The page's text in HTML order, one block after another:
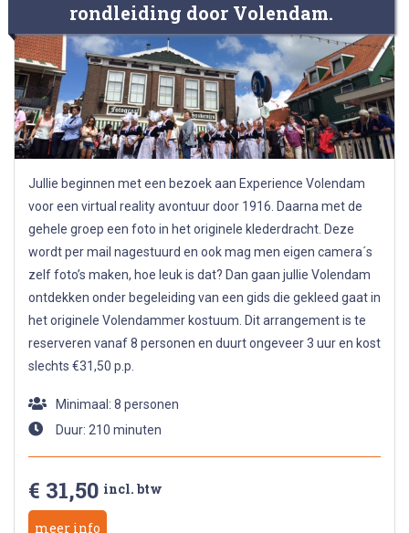
rondleiding door Volendam.
Jullie beginnen met een bezoek aan Experience Volendam
voor een virtual reality avontuur door 1916. Daarna met de
gehele groep een foto in het originele klederdracht. Deze
wordt per mail nagestuurd en ook mag men eigen camera´s
zelf foto’s maken, hoe leuk is dat? Dan gaan jullie Volendam
ontdekken onder begeleiding van een gids die gekleed gaat in
het originele Volendammer kostuum. Dit arrangement is te
reserveren vanaf 8 personen en duurt ongeveer 3 uur en kost
slechts €31,50 p.p.
Minimaal: 8 personen
Duur: 210 minuten
€ 31,50 incl. btw
meer info